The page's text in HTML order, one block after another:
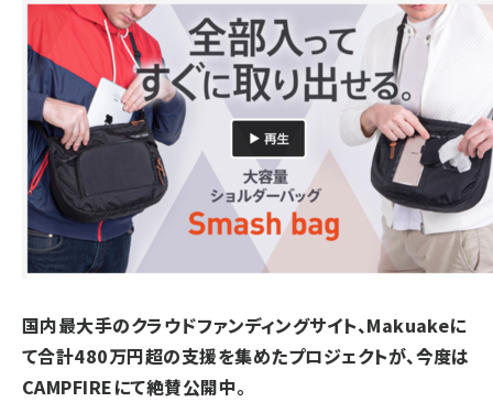
国内最大手のクラウドファンディングサイト、Makuakeに
て合計480万円超の支援を集めたプロジェクトが、今度は
CAMPFIREにて絶賛公開中。